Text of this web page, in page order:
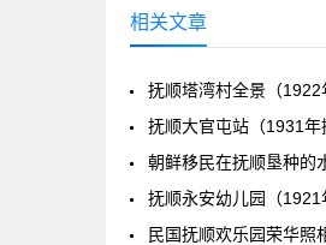
相关文章
抚顺塔湾村全景（1922
抚顺大官屯站（1931年
朝鲜移民在抚顺垦种的
抚顺永安幼儿园（1921
民国抚顺欢乐园荣华照